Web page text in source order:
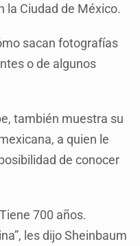
la Ciudad de México.
sacan fotografías
o de algunos
también muestra su
a quien le
de conocer
700 años.
les dijo Sheinbaum